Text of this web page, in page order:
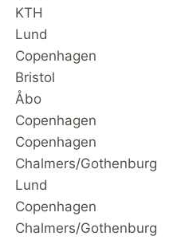
KTH
Lund
Copenhagen
Bristol
Åbo
Copenhagen
Copenhagen
Chalmers/Gothenburg
Lund
Copenhagen
Chalmers/Gothenburg